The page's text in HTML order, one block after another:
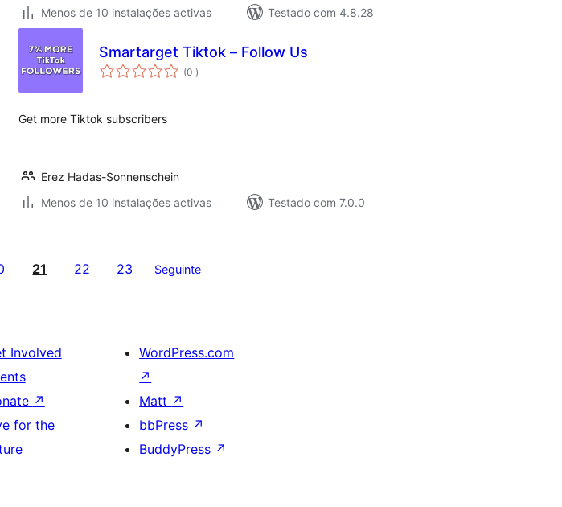
Menos de 10 instalações activas
Testado com 4.8.28
Smartarget Tiktok – Follow Us
(0 classificações
)
Get more Tiktok subscribers
Erez Hadas-Sonnenschein
Menos de 10 instalações activas
Testado com 7.0.0
21 22 23 Seguinte
Involved
↗
for the
WordPress.com
↗
Matt ↗
bbPress ↗
BuddyPress ↗